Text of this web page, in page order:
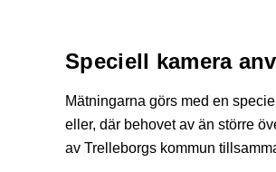
Speciell kamera
Mätningarna görs med en
eller, där behovet av än större
av Trelleborgs kommun